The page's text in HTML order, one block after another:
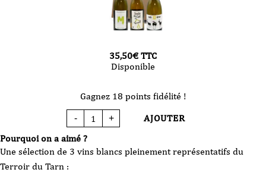
Pourquoi on a aimé ?
Une sélection de 3 vins blancs pleinement représentatifs du
Terroir du Tarn :
35,50€ TTC
Disponible
Gagnez 18 points fidélité !
-
quantité
de
vin
meilleur
+ AJOUTER